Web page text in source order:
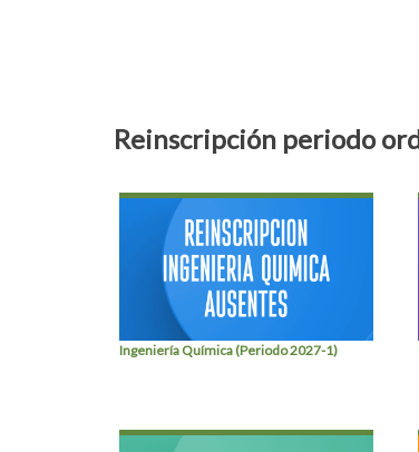
Reinscripción periodo
Ingeniería Química (Periodo 2027-1)